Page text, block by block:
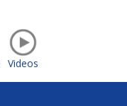
Videos